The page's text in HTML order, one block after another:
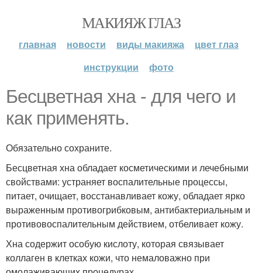
МАКИЯЖ ГЛАЗ
главная новости виды макияжа
цвет глаз
инструкции
фото
Бесцветная хна - для чего и
как применять.
Обязательно сохраните.
Бесцветная хна обладает косметическими и лечебными
свойствами: устраняет воспалительные процессы,
питает, очищает, восстанавливает кожу, обладает ярко
выраженным противогрибковым, антибактериальным и
противовоспалительным действием, отбеливает кожу.
Хна содержит особую кислоту, которая связывает
коллаген в клетках кожи, что немаловажно при